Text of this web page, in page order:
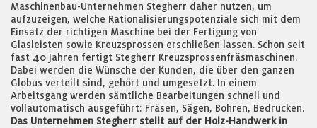
Maschinenbau-Unternehmen Stegherr daher nutzen, um
aufzuzeigen, welche Rationalisierungspotenziale sich mit dem
Einsatz der richtigen Maschine bei der Fertigung von
Glasleisten sowie Kreuzsprossen erschließen lassen. Schon seit
fast 40 Jahren fertigt Stegherr Kreuzsprossenfräsmaschinen.
Dabei werden die Wünsche der Kunden, die über den ganzen
Globus verteilt sind, gehört und umgesetzt. In einem
Arbeitsgang werden sämtliche Bearbeitungen schnell und
vollautomatisch ausgeführt: Fräsen, Sägen, Bohren, Bedrucken.
Das Unternehmen Stegherr stellt auf der Holz-Handwerk in